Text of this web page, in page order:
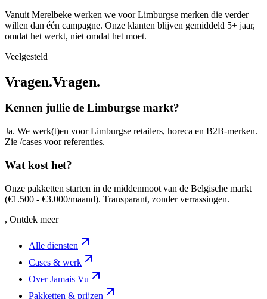
Vanuit Merelbeke werken we voor Limburgse merken die verder
willen dan één campagne. Onze klanten blijven gemiddeld 5+ jaar,
omdat het werkt, niet omdat het moet.
Veelgesteld
Vragen.Vragen.
Kennen jullie de Limburgse markt?
Ja. We werk(t)en voor Limburgse retailers, horeca en B2B-merken.
Zie /cases voor referenties.
Wat kost het?
Onze pakketten starten in de middenmoot van de Belgische markt
(€1.500 - €3.000/maand). Transparant, zonder verrassingen.
, Ontdek meer
Alle diensten
Cases & werk
Over Jamais Vu
Pakketten & prijzen